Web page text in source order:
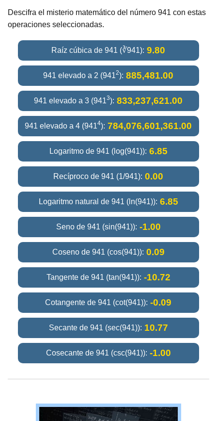
Descifra el misterio matemático del número 941 con estas
operaciones seleccionadas.
Raíz cúbica de 941 (∛941): 9.80
941 elevado a 2 (9412): 885,481.00
941 elevado a 3 (9413): 833,237,621.00
941 elevado a 4 (9414): 784,076,601,361.00
Logaritmo de 941 (log(941)): 6.85
Recíproco de 941 (1/941): 0.00
Logaritmo natural de 941 (ln(941)): 6.85
Seno de 941 (sin(941)): -1.00
Coseno de 941 (cos(941)): 0.09
Tangente de 941 (tan(941)): -10.72
Cotangente de 941 (cot(941)): -0.09
Secante de 941 (sec(941)): 10.77
Cosecante de 941 (csc(941)): -1.00